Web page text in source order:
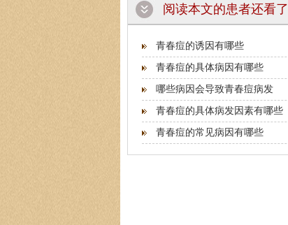
阅读本文的患者还看了
青春痘的诱因有哪些
青春痘的具体病因有哪些
哪些病因会导致青春痘病发
青春痘的具体病发因素有哪些
青春痘的常见病因有哪些